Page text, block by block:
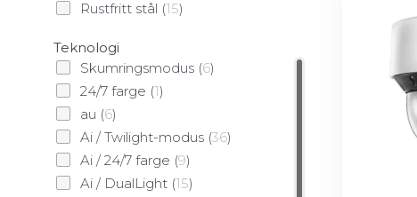
Rustfritt stål (15)
Teknologi
Skumringsmodus (6)
24/7 farge (1)
au (6)
Ai / Twilight-modus (36)
Ai / 24/7 farge (9)
Ai / DualLight (15)